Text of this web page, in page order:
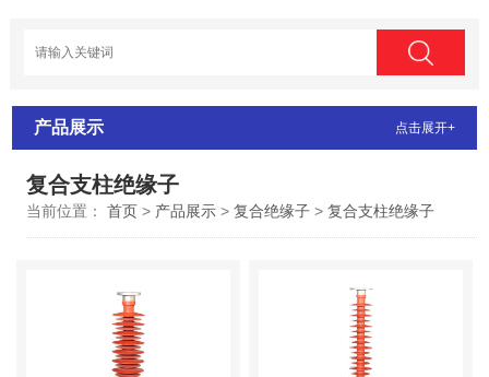
产品展示 点击展开+
复合支柱绝缘子
当前位置： 首页> 产品展示> 复合绝缘子> 复合支柱绝缘子